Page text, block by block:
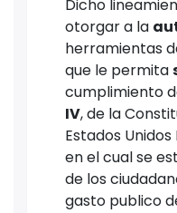
Dicho
otorgar a la
herramientas
que le permita
cumplimiento
IV, de la
Estados
en el cual se
de los
gasto publico